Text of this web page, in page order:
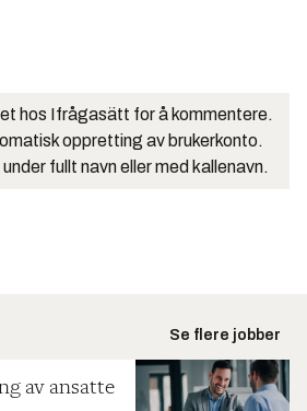
hos Ifrågasätt for å kommentere.
oppretting av brukerkonto.
fullt navn eller med kallenavn.
Se flere jobber
av ansatte